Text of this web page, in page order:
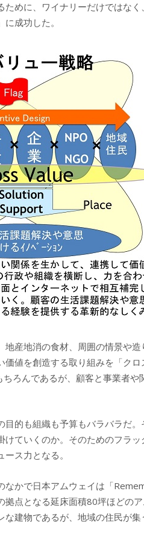
めに、ワイナリーだけではな
成功した。
産地消の食材、周囲の情景や
値を創造する取り組みを「クロ
ろんであるが、顧客と事業者や
的も組織も予算もバラバラだ
ていくのか。そのためのフラ
ス力となる。
なかで日本アムウェイは「
点となる延床面積80坪ほどの
建物であるが、地域の住民が集